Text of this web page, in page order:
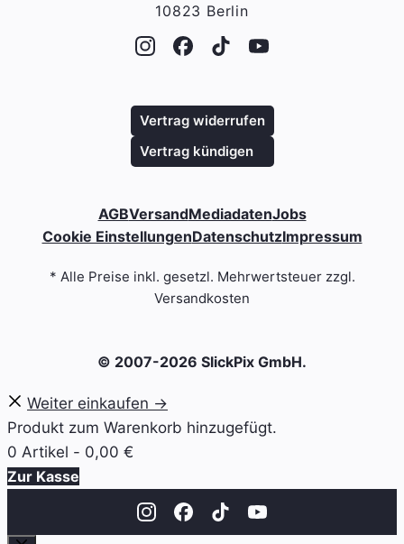
10823 Berlin
© 2007-2026 SlickPix GmbH.
AGBVersandMediadatenJobs
Cookie EinstellungenDatenschutzImpressum
Vertrag widerrufen
Vertrag kündigen
* Alle Preise inkl. gesetzl. Mehrwertsteuer zzgl.
Versandkosten
Weiter einkaufen →
Produkt zum Warenkorb hinzugefügt.
0 Artikel - 0,00 €
Zur Kasse